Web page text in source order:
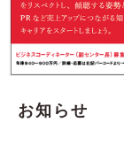
お知らせ